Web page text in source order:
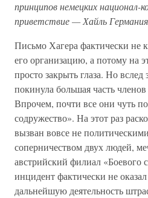
принципов немецких
приветствие — Хайль
Письмо Хагера фактически не
его организацию, а потому на
просто закрыть глаза. Но
покинула большая часть
Впрочем, почти все они чуть
содружество». На этот раз
вызван вовсе не
соперничеством двух людей,
австрийский филиал «Боевого
инцидент фактически не
дальнейшую деятельность